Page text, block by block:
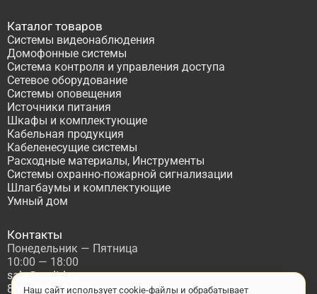
Каталог товаров
Системы видеонаблюдения
Домофонные системы
Система контроля и управления доступа
Сетевое оборудование
Системы оповещения
Источники питания
Шкафы и комплектующие
Кабельная продукция
Кабеленесущие системы
Расходные материалы, Инструменты
Системы охранно-пожарной сигнализации
Шлагбаумы и комплектующие
Умный дом
Контакты
Понедельник — Пятница
10:00 — 18:00
sale@asdtd.ru
8(495)677-95-20
Наш сайт использует cookie-файлы и обрабатывает